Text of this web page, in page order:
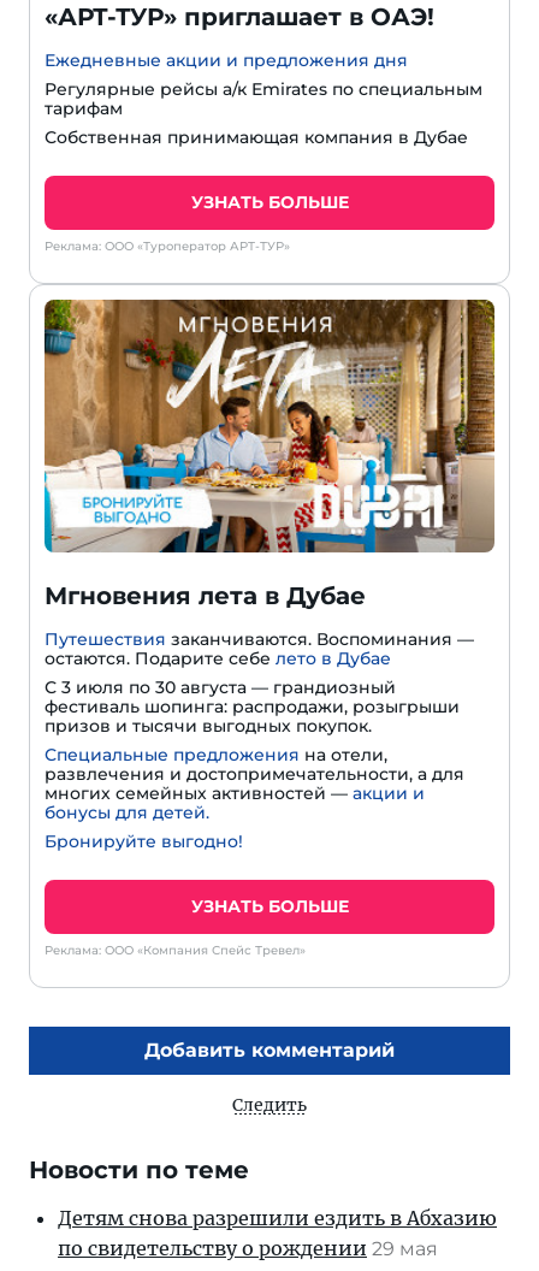
«АРТ-ТУР» приглашает в ОАЭ!
Ежедневные акции и предложения дня
Регулярные рейсы а/к Emirates по специальным
тарифам
Собственная принимающая компания в Дубае
УЗНАТЬ БОЛЬШЕ
Реклама: ООО «Туроператор АРТ-ТУР»
Мгновения лета в Дубае
Путешествия заканчиваются. Воспоминания —
остаются. Подарите себе лето в Дубае
С 3 июля по 30 августа — грандиозный
фестиваль шопинга: распродажи, розыгрыши
призов и тысячи выгодных покупок.
Специальные предложения на отели,
развлечения и достопримечательности, а для
многих семейных активностей — акции и
бонусы для детей.
Бронируйте выгодно!
УЗНАТЬ БОЛЬШЕ
Реклама: ООО «Компания Спейс Тревел»
Добавить комментарий
Следить
Новости по теме
Детям снова разрешили ездить в Абхазию
по свидетельству о рождении 29 мая